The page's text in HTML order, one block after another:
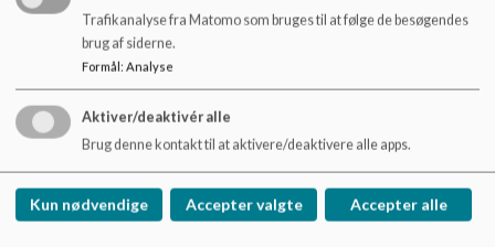
besked, hvorefter den enkelte lærer tager kontakt
til hjemmet.
10-15 dage Klasselærer (evt. teamet omkring klassen)
mødes med forældre – ledelsen orienteres, konsultative
møder overvejes.
(afdelingsleder deltager), hvor skolens tilkoblede
sagsbehandler inviteres.
Trafikanalyse fra Matomo som bruges til at følge de besøgendes
brug af siderne.
Formål: Analyse
Aktiver/deaktivér alle
Brug denne kontakt til at aktivere/deaktivere alle apps.
Kun nødvendige Accepter valgte Accepter alle